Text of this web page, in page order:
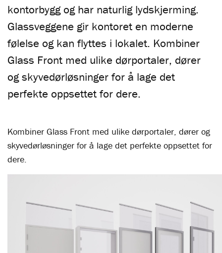
kontorbygg og har naturlig lydskjerming.
Glassveggene gir kontoret en moderne
følelse og kan flyttes i lokalet. Kombiner
Glass Front med ulike dørportaler, dører
og skyvedørløsninger for å lage det
perfekte oppsettet for dere.
Kombiner Glass Front med ulike dørportaler, dører og
skyvedørløsninger for å lage det perfekte oppsettet for
dere.